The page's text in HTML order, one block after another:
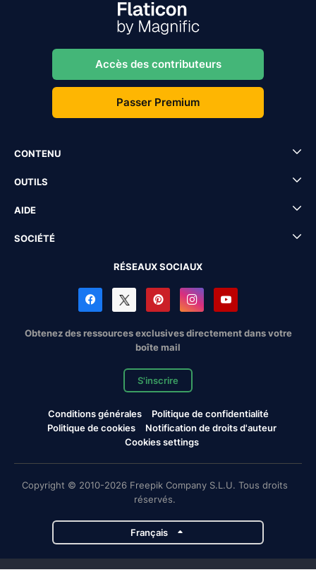
Accès des contributeurs
Passer Premium
CONTENU
OUTILS
AIDE
SOCIÉTÉ
RÉSEAUX SOCIAUX
Obtenez des ressources exclusives directement dans votre
boîte mail
S'inscrire
Conditions générales
Politique de confidentialité
Politique de cookies
Notification de droits d'auteur
Cookies settings
Copyright © 2010-2026 Freepik Company S.L.U. Tous droits
réservés.
Français